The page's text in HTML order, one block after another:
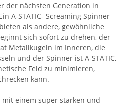
der nächsten Generation in
A-STATIC- Screaming Spinner
als andere, gewöhnliche
sich sofort zu drehen, der
Metallkugeln im Inneren, die
und der Spinner ist A-STATIC,
Feld zu minimieren,
kann.
mit einem super starken und